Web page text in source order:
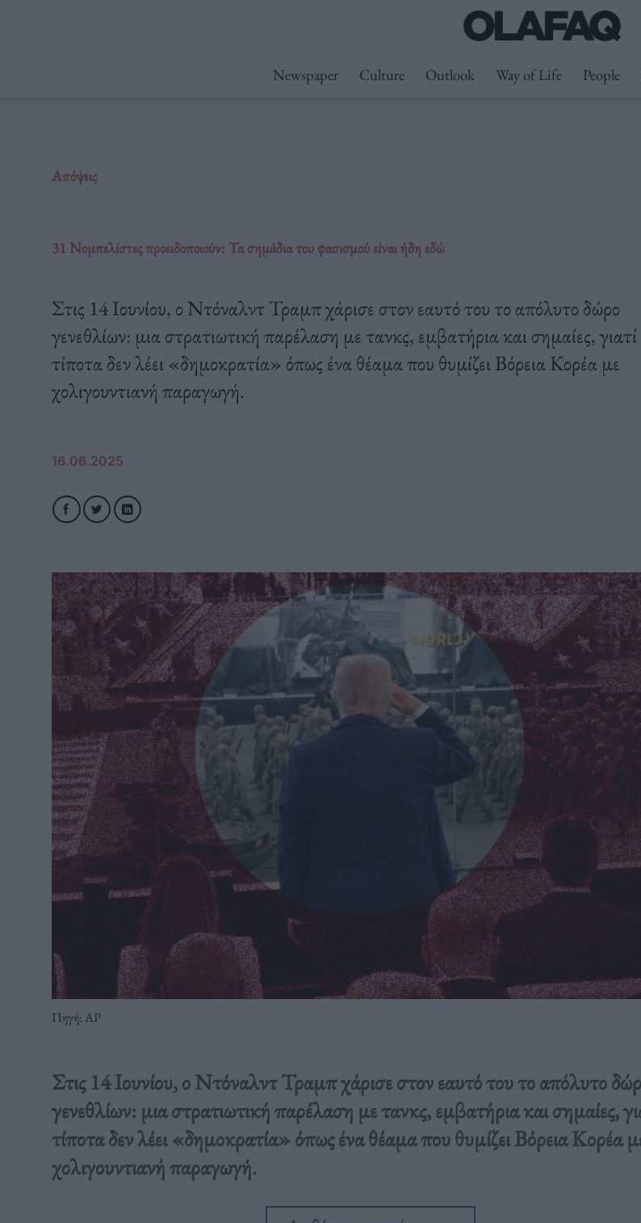
Newspaper Culture Outlook Way of Life People
Απόψεις
31 Νομπελίστες προειδοποιούν: Τα σημάδια του φασισμού είναι ήδη εδώ
Στις 14 Ιουνίου, ο Ντόναλντ Τραμπ χάρισε στον εαυτό του το απόλυτο δώρο
γενεθλίων: μια στρατιωτική παρέλαση με τανκς, εμβατήρια και σημαίες, γιατί
τίποτα δεν λέει «δημοκρατία» όπως ένα θέαμα που θυμίζει Βόρεια Κορέα με
χολιγουντιανή παραγωγή.
16.06.2025
Πηγή: AP
Στις 14 Ιουνίου, ο Ντόναλντ Τραμπ χάρισε στον εαυτό του το απόλυτο
γενεθλίων: μια στρατιωτική παρέλαση με τανκς, εμβατήρια και σημαίες,
τίποτα δεν λέει «δημοκρατία» όπως ένα θέαμα που θυμίζει Βόρεια Κορέα
χολιγουντιανή παραγωγή.